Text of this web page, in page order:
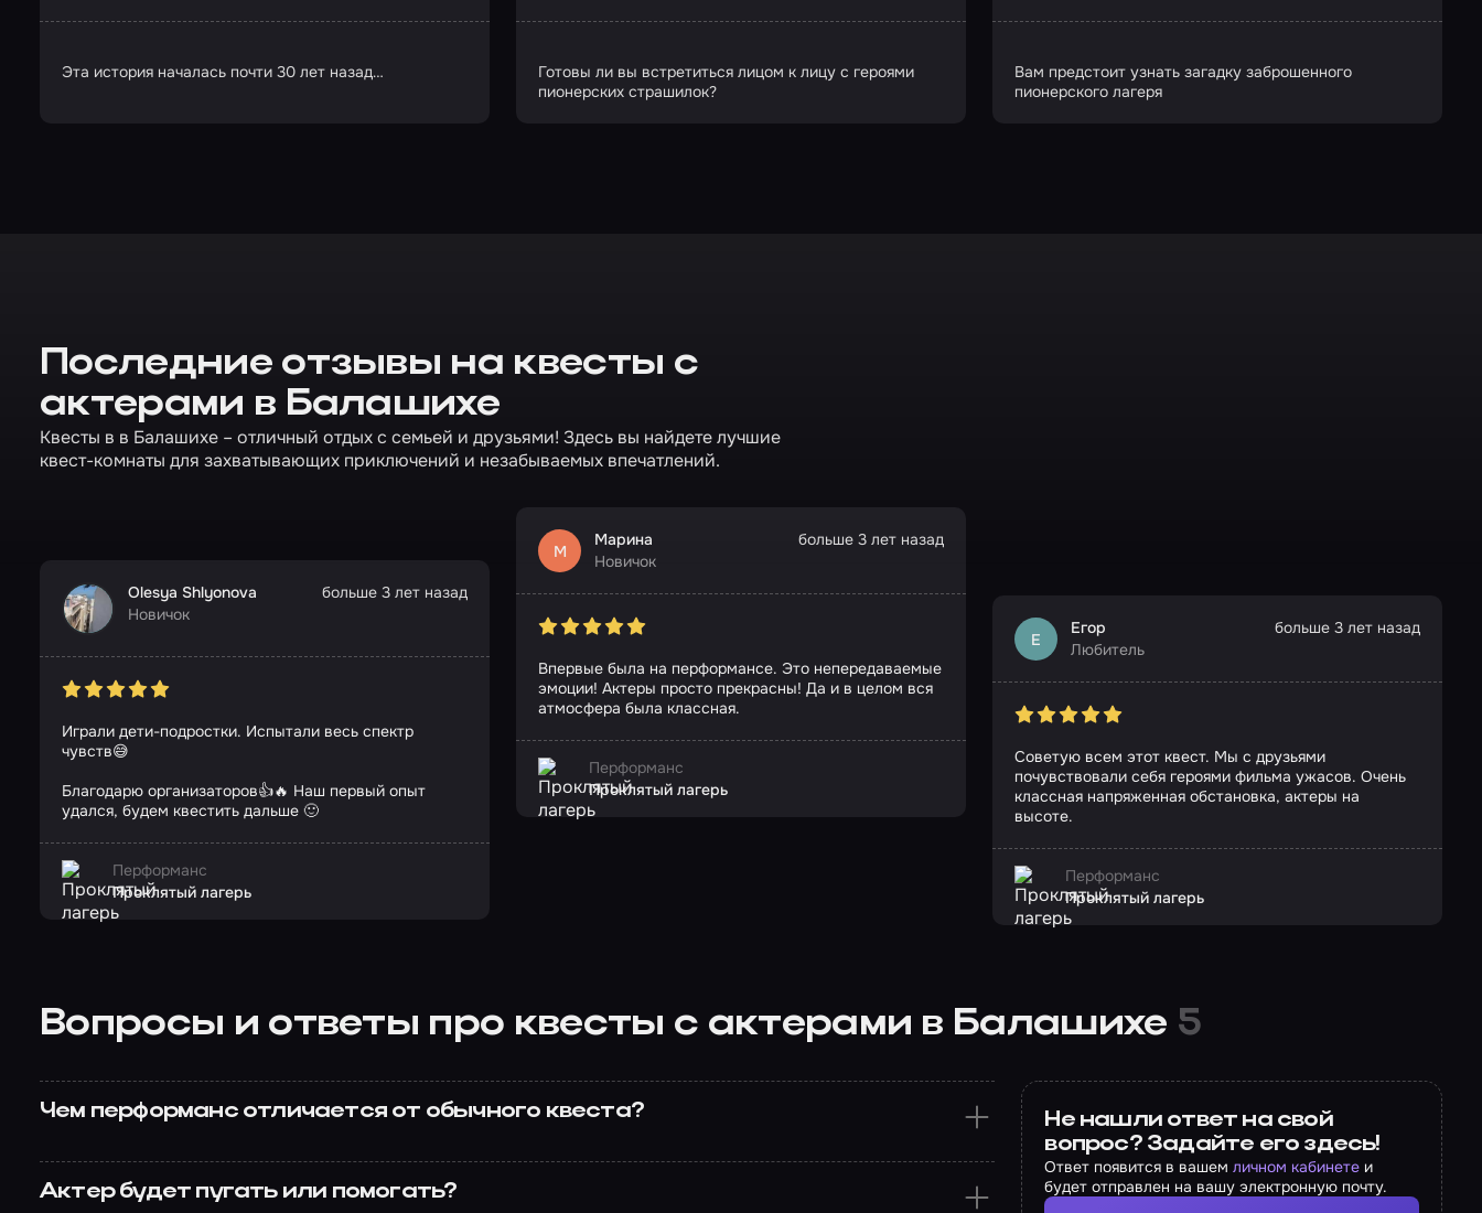
Эта история началась почти 30 лет назад…
Готовы ли вы встретиться лицом к лицу с героями
пионерских страшилок?
Вам предстоит узнать загадку заброшенного
пионерского лагеря
Последние отзывы на квесты с
актерами в Балашихе
Квесты в в Балашихе – отличный отдых с семьей и друзьями! Здесь вы найдете лучшие
квест-комнаты для захватывающих приключений и незабываемых впечатлений.
Olesya Shlyonova
Новичок
больше 3 лет назад
Играли дети-подростки. Испытали весь спектр
чувств😅
Благодарю организаторов👍🔥 Наш первый опыт
удался, будем квестить дальше 🙂
Перформанс
Проклятый лагерь
М
Марина
Новичок
больше 3 лет назад
Впервые была на перформансе. Это непередаваемые
эмоции! Актеры просто прекрасны! Да и в целом вся
атмосфера была классная.
Перформанс
Проклятый лагерь
Е
Егор
Любитель
больше 3 лет назад
Советую всем этот квест. Мы с друзьями
почувствовали себя героями фильма ужасов. Очень
классная напряженная обстановка, актеры на
высоте.
Перформанс
Проклятый лагерь
Вопросы и ответы про квесты с актерами в Балашихе 5
Чем перформанс отличается от обычного квеста?
Актер будет пугать или помогать?
Не нашли ответ на свой
вопрос? Задайте его здесь!
Ответ появится в вашемличном кабинете и
будет отправлен на вашу электронную почту.